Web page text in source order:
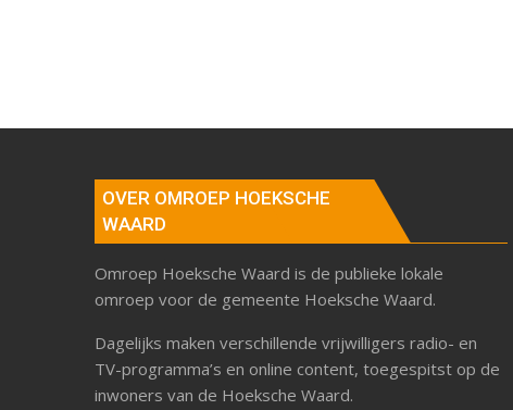
OVER OMROEP HOEKSCHE
WAARD
Omroep Hoeksche Waard is de publieke lokale
omroep voor de gemeente Hoeksche Waard.
Dagelijks maken verschillende vrijwilligers radio- en
TV-programma’s en online content, toegespitst op de
inwoners van de Hoeksche Waard.